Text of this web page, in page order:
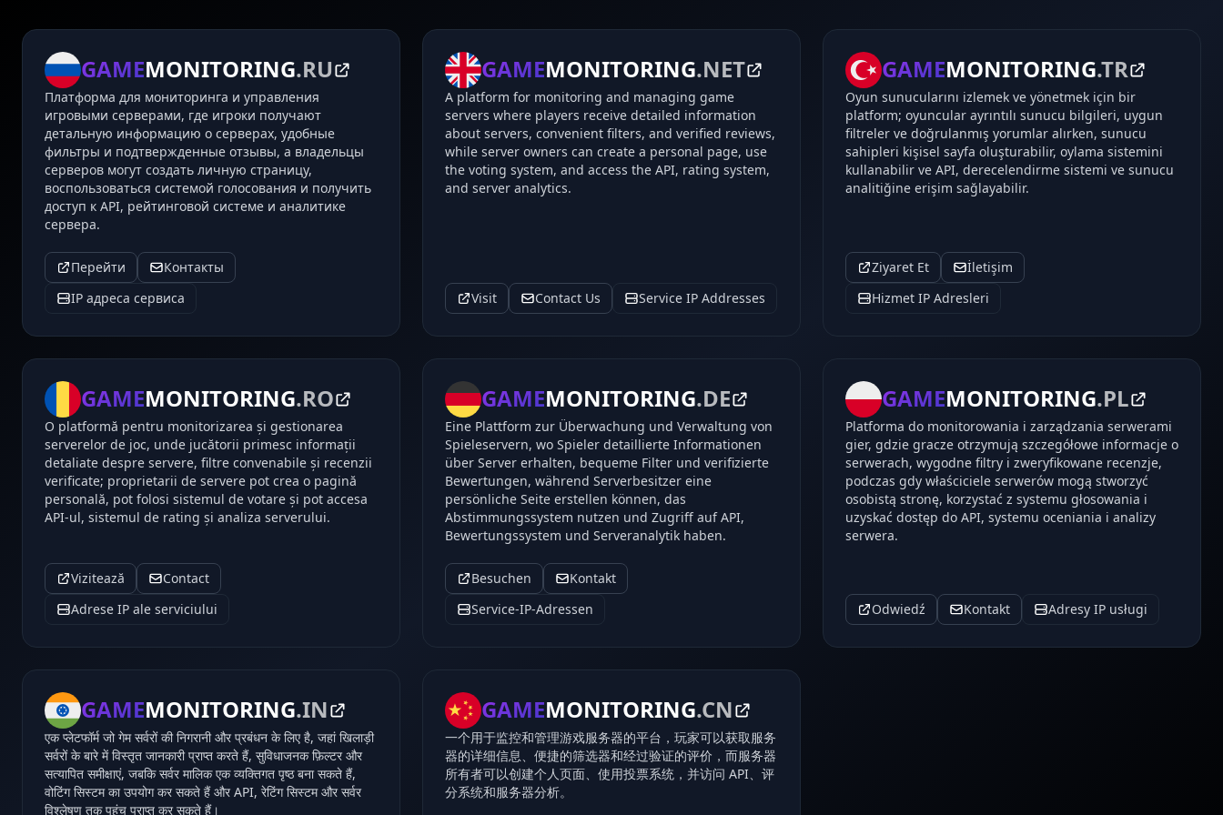
GAMEMONITORING.RU
Платформа для мониторинга и управления
игровыми серверами, где игроки получают
детальную информацию о серверах, удобные
фильтры и подтвержденные отзывы, а владельцы
серверов могут создать личную страницу,
воспользоваться системой голосования и получить
доступ к API, рейтинговой системе и аналитике
сервера.
Перейти
Контакты
IP адреса сервиса
GAMEMONITORING.NET
A platform for monitoring and managing game
servers where players receive detailed information
about servers, convenient filters, and verified reviews,
while server owners can create a personal page, use
the voting system, and access the API, rating system,
and server analytics.
Visit Contact Us Service IP Addresses
GAMEMONITORING.TR
Oyun sunucularını izlemek ve yönetmek için bir
platform; oyuncular ayrıntılı sunucu bilgileri, uygun
filtreler ve doğrulanmış yorumlar alırken, sunucu
sahipleri kişisel sayfa oluşturabilir, oylama sistemini
kullanabilir ve API, derecelendirme sistemi ve sunucu
analitiğine erişim sağlayabilir.
Ziyaret Et
İletişim
Hizmet IP Adresleri
GAMEMONITORING.RO
O platformă pentru monitorizarea și gestionarea
serverelor de joc, unde jucătorii primesc informații
detaliate despre servere, filtre convenabile și recenzii
verificate; proprietarii de servere pot crea o pagină
personală, pot folosi sistemul de votare și pot accesa
API-ul, sistemul de rating și analiza serverului.
Vizitează
Contact
Adrese IP ale serviciului
GAMEMONITORING.DE
Eine Plattform zur Überwachung und Verwaltung von
Spieleservern, wo Spieler detaillierte Informationen
über Server erhalten, bequeme Filter und verifizierte
Bewertungen, während Serverbesitzer eine
persönliche Seite erstellen können, das
Abstimmungssystem nutzen und Zugriff auf API,
Bewertungssystem und Serveranalytik haben.
Besuchen
Kontakt
Service-IP-Adressen
GAMEMONITORING.PL
Platforma do monitorowania i zarządzania serwerami
gier, gdzie gracze otrzymują szczegółowe informacje o
serwerach, wygodne filtry i zweryfikowane recenzje,
podczas gdy właściciele serwerów mogą stworzyć
osobistą stronę, korzystać z systemu głosowania i
uzyskać dostęp do API, systemu oceniania i analizy
serwera.
Odwiedź Kontakt Adresy IP usługi
GAMEMONITORING.IN
एक प्लेटफॉर्म जो गेम सर्वरों की निगरानी और प्रबंधन के लिए है, जहां खिलाड़ी
सर्वरों के बारे में विस्तृत जानकारी प्राप्त करते हैं, सुविधाजनक फ़िल्टर और
सत्यापित समीक्षाएं, जबकि सर्वर मालिक एक व्यक्तिगत पृष्ठ बना सकते हैं,
वोटिंग सिस्टम का उपयोग कर सकते हैं और API, रेटिंग सिस्टम और सर्वर
विश्लेषण तक पहुंच प्राप्त कर सकते हैं।
GAMEMONITORING.CN
一个用于监控和管理游戏服务器的平台，玩家可以获取服务
器的详细信息、便捷的筛选器和经过验证的评价，而服务器
所有者可以创建个人页面、使用投票系统，并访问 API、评
分系统和服务器分析。